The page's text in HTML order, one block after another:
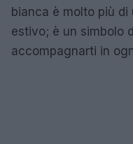
bianca è molto più
estivo; è un simbolo
accompagnarti in